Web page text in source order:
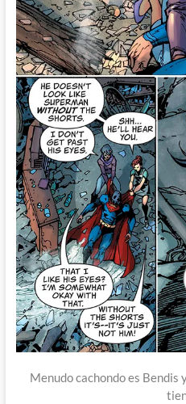
Menudo cachondo es Bendis